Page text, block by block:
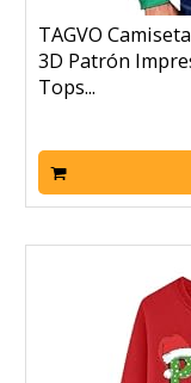
TAGVO
3D Patrón
Tops...